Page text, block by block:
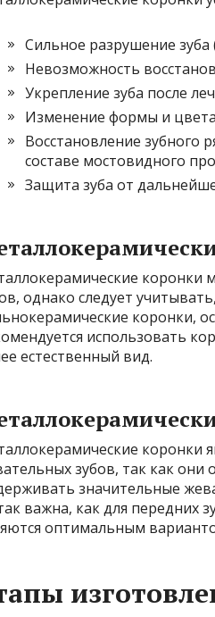
Сильное разрушение зуба
Невозможность
Укрепление зуба после
Изменение формы и
Восстановление зубного
составе мостовидного
Защита зуба от
коронки
однако следует
коронки,
использовать
естественный вид.
коронки
зубов, так как
значительные
важна, как для передних
оптимальным